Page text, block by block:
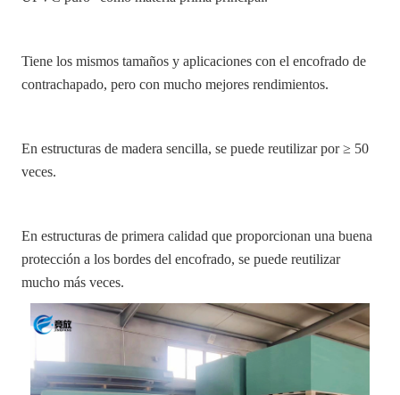
Tiene los mismos tamaños y aplicaciones con el encofrado de
contrachapado, pero con mucho mejores rendimientos.
En estructuras de madera sencilla, se puede reutilizar por ≥ 50
veces.
En estructuras de primera calidad que proporcionan una buena
protección a los bordes del encofrado, se puede reutilizar
mucho más veces.